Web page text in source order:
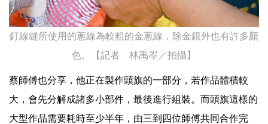
釘線縫所使用的蔥線為較粗的金蔥線，除金銀外也有許多顏
色。【記者 林禹岑／拍攝】
蔡師傅也分享，他正在製作頭旗的一部分，若作品體積較
大，會先分解成諸多小部件，最後進行組裝。而頭旗這樣的
大型作品需要耗時至少半年，由三到四位師傅共同合作完